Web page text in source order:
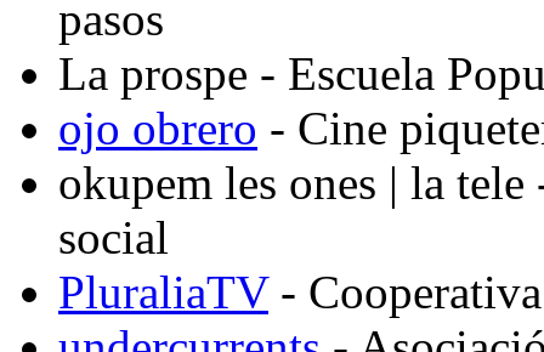
pasos
La prospe - Escuela
ojo obrero - Cine
okupem les ones | la tele
social
PluraliaTV-